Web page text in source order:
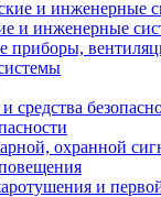
и инженерные
приборы,
охранной
и